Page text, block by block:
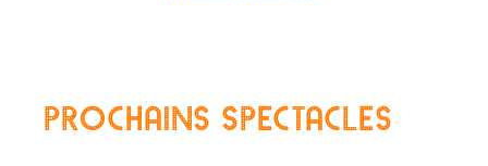
PROCHAINS SPECTACLES